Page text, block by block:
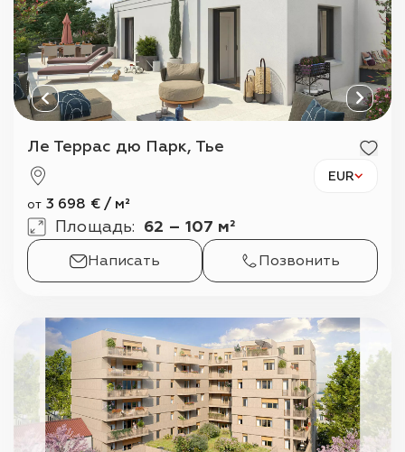
Ле Террас дю Парк, Тье
EUR
от 3 698 € / м²
Площадь: 62 – 107 м²
Написать Позвонить